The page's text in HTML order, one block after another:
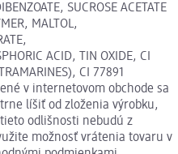
SUCROSE ACETATE
MALTOL,
ACID, TIN OXIDE, CI
CI 77891
v internetovom obchode sa
líšiť od zloženia výrobku,
odlišnosti nebudú z
možnosť vrátenia tovaru v